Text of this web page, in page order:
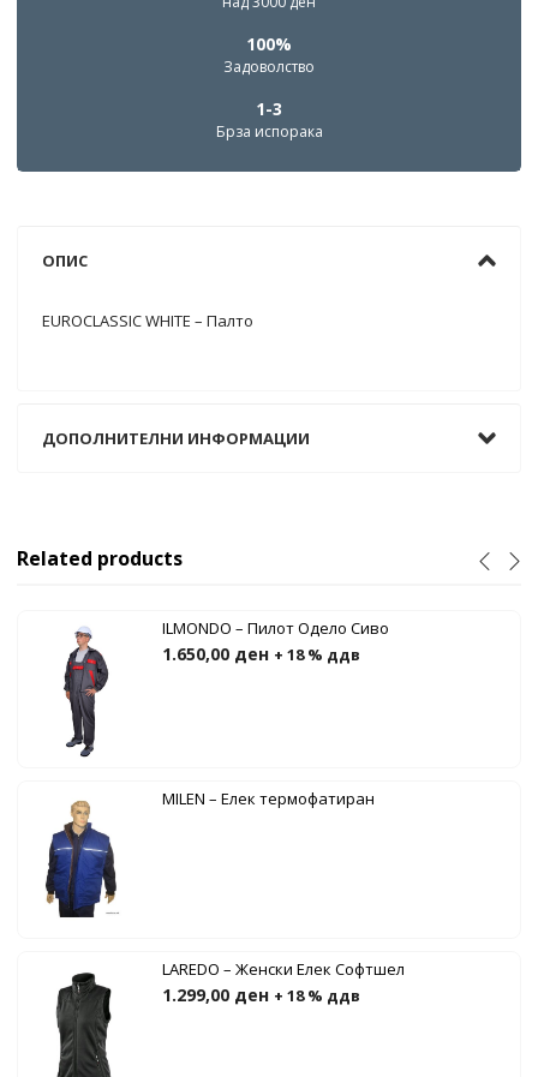
100%
Задоволство
1-3
Брза испорака
ОПИС
EUROCLASSIC WHITE – Палто
ДОПОЛНИТЕЛНИ ИНФОРМАЦИИ
Related products
ILMONDO – Пилот Одело Сиво
1.650,00 ден + 18 % ддв
MILEN – Елек термофатиран
LAREDO – Женски Елек Софтшел
1.299,00 ден + 18 % ддв